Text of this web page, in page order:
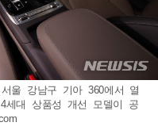
울 강남구 기아 360에서 열
세대 상품성 개선 모델이 공